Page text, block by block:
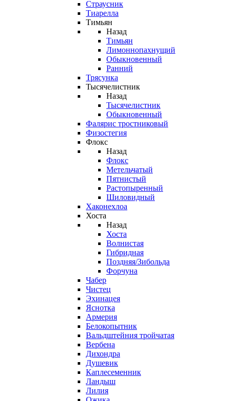
Страусник
Тиарелла
Тимьян
Назад
Тимьян
Лимоннопахнущий
Обыкновенный
Ранний
Трясунка
Тысячелистник
Назад
Тысячелистник
Обыкновенный
Фалярис тростниковый
Физостегия
Флокс
Назад
Флокс
Метельчатый
Пятнистый
Растопыренный
Шиловидный
Хаконехлоа
Хоста
Назад
Хоста
Волнистая
Гибридная
Поздняя/Зибольда
Форчуна
Чабер
Чистец
Эхинацея
Яснотка
Армерия
Белокопытник
Вальдштейния тройчатая
Вербена
Дихондра
Душевик
Каплесеменник
Ландыш
Лилия